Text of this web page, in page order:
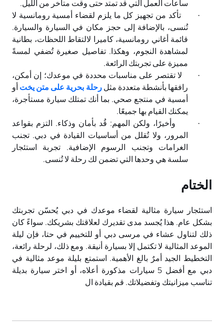
ساعات العمل التي قد تمتد حتى وقت متأخر من الليل.
·
تأكد من تجهيز كل ما يلزم لقضاء أمسية رومانسية لا
تُنسى، بالإضافة إلى حجز مكان في السيارة والسيارة.
قائمة أغاني رومانسية، كاميرا لالتقاط اللحظات، بطانية
لمشاهدة النجوم، وهكذا. تفاصيل صغيرة تُضفي لمسةً
مميزة على تجربتك الرائعة.
·
لا تقتصر على مناسبات محددة في موعدك؛ إن أمكن،
رافقها بأنشطة متعددة مثلرحلة بحرية على متن يختأو
أمسية في منتجع صحي. بما أنك تمتلك سيارة مستأجرة،
يمكنك القيام بها جميعًا.
·
وأخيرًا، ولكن المهم: قُد بأمان وذكاء. التزم بقواعد
المرور، ولا تُقلل من أساسيات القيادة في دبي. تجنب
الغرامات وتجنب الرسوم الإضافية. تجربة استئجار
سلسة هي وحدها التي تضمن لك رحلة لا تُنسى.
الختام
استئجار سيارة مثالية لقضاء موعدك في دبي يُحسّن تجربتك
بشكل عام. هذا يُجسد مدى تقديرك لعلاقتك بشريكك. سواءً كان
ذلك لتناول عشاء في مرسى دبي أو للتخييم في حتا، فإن ليلة
الموعد المثالية لا تكتمل إلا بسيارة أنيقة. ومع ذلك، لرحلة رائعة،
التخطيط الجيد أمرٌ بالغ الأهمية. استمتع بليلة موعد مثالية في
دبي مع أفضل 5 سيارات مذكورة أعلاه، أو اختر سيارة بديلة
تناسب ميزانيتك وتفضيلاتك. قم بقيادة ال